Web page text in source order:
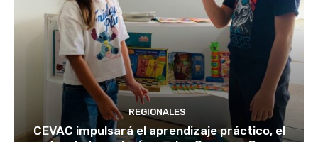
REGIONALES
CEVAC impulsará el aprendizaje práctico, el